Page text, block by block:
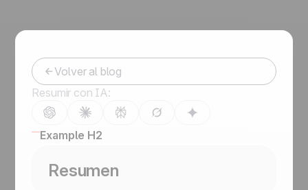
Volver al blog
Resumir con IA:
Example H2
Resumen